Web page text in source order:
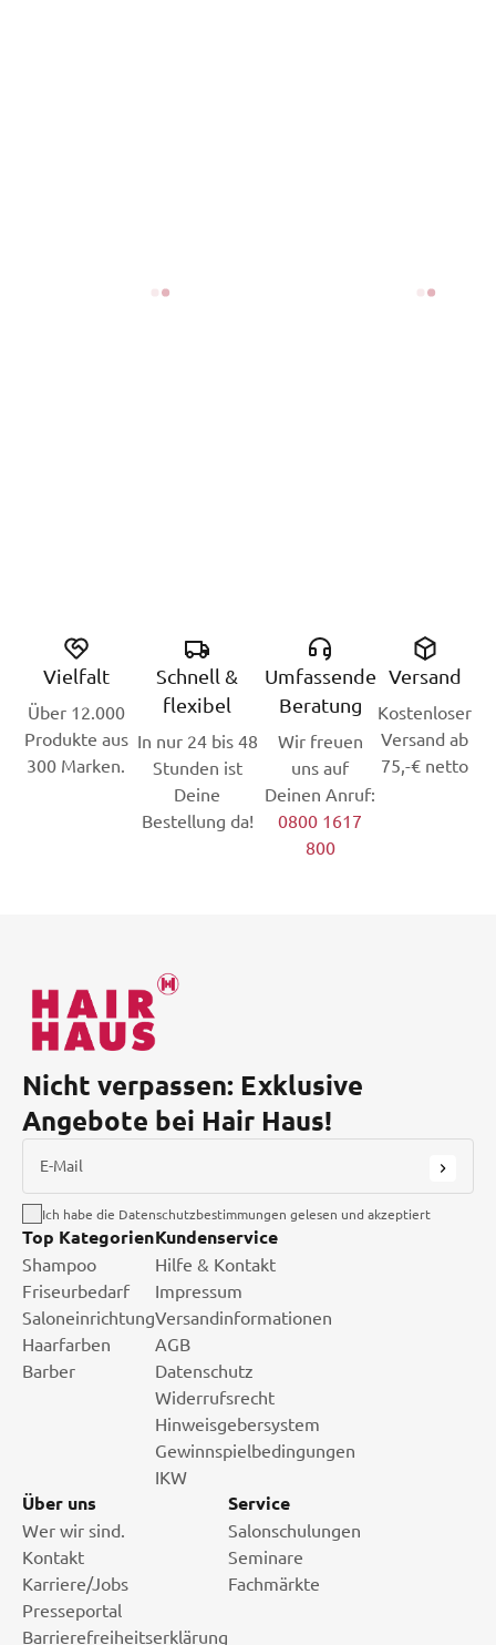
Vielfalt
Über 12.000
Produkte aus
300 Marken.
Schnell &
flexibel
In nur 24 bis 48
Stunden ist
Deine
Bestellung da!
Umfassende
Beratung
Wir freuen
uns auf
Deinen Anruf:
0800 1617
800
Versand
Kostenloser
Versand ab
75,-€ netto
Nicht verpassen: Exklusive
Angebote bei Hair Haus!
E-Mail
Ich habe die Datenschutzbestimmungen gelesen und akzeptiert
Top Kategorien
Shampoo
Friseurbedarf
Saloneinrichtung
Haarfarben
Barber
Kundenservice
Hilfe & Kontakt
Impressum
Versandinformationen
AGB
Datenschutz
Widerrufsrecht
Hinweisgebersystem
Gewinnspielbedingungen
IKW
Über uns
Wer wir sind.
Kontakt
Karriere/Jobs
Presseportal
Barrierefreiheitserklärung
Service
Salonschulungen
Seminare
Fachmärkte